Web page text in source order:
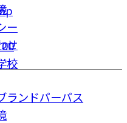
校
ー
せ
ランドパーパス